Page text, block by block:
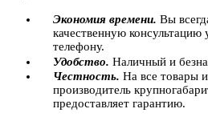
Экономия времени. Вы
качественную
телефону.
Удобство. Наличный и
Честность. На все товары
производитель
предоставляет гарантию.